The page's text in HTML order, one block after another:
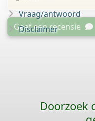
Geef een recensie
Vraag/antwoord
Disclaimer
Doorzoek